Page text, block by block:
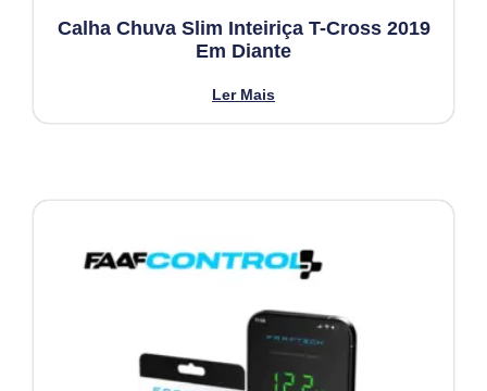
Calha Chuva Slim Inteiriça T-Cross 2019
Em Diante
Ler Mais